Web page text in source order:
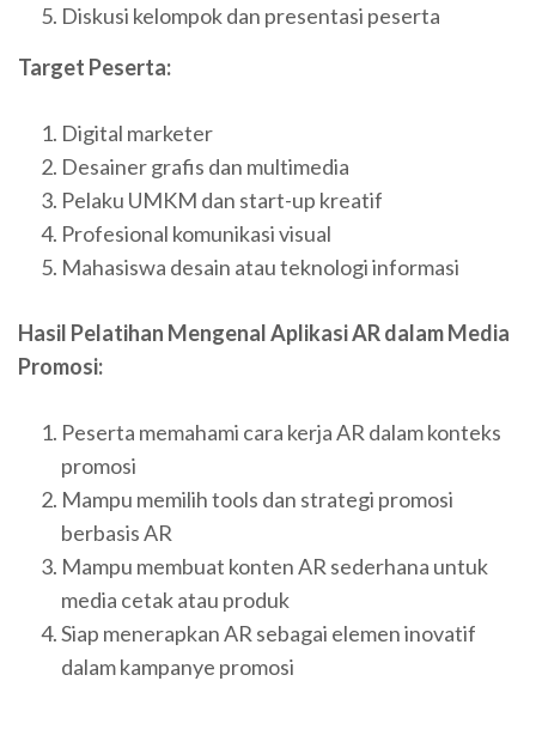
Diskusi kelompok dan presentasi peserta
Target Peserta:
Digital marketer
Desainer grafis dan multimedia
Pelaku UMKM dan start-up kreatif
Profesional komunikasi visual
Mahasiswa desain atau teknologi informasi
Hasil Pelatihan Mengenal Aplikasi AR dalam Media
Promosi:
Peserta memahami cara kerja AR dalam konteks
promosi
Mampu memilih tools dan strategi promosi
berbasis AR
Mampu membuat konten AR sederhana untuk
media cetak atau produk
Siap menerapkan AR sebagai elemen inovatif
dalam kampanye promosi